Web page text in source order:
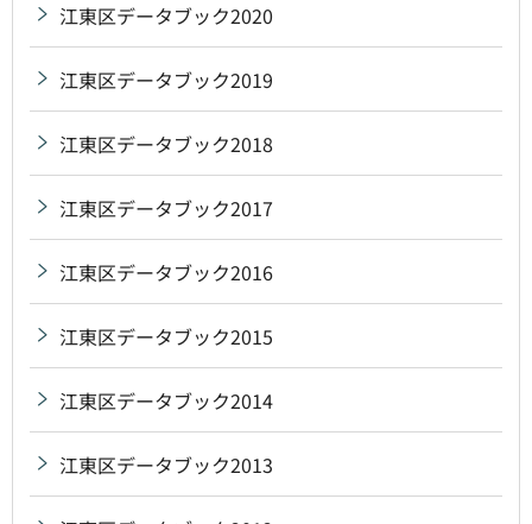
江東区データブック2020
江東区データブック2019
江東区データブック2018
江東区データブック2017
江東区データブック2016
江東区データブック2015
江東区データブック2014
江東区データブック2013